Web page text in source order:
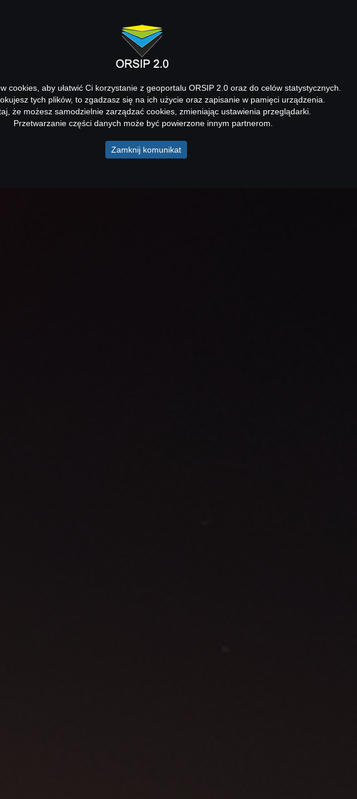
cookies, aby ułatwić Ci korzystanie z geoportalu ORSIP 2.0 oraz do celów statystycznych.
tych plików, to zgadzasz się na ich użycie oraz zapisanie w pamięci urządzenia.
że możesz samodzielnie zarządzać cookies, zmieniając ustawienia przeglądarki.
Przetwarzanie części danych może być powierzone innym partnerom.
Zamknij komunikat